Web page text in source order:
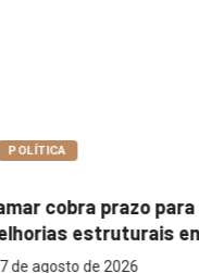
POLÍTICA
Paçoca questiona
Prefeitura sobre
internações e rede...